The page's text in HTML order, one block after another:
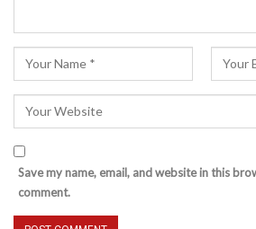
Save my name, email, and website in this
comment.